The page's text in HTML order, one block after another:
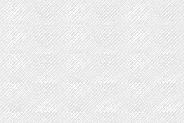
مدیر فرهنگی
سلام و ارادت. بله از طریق خط
تلفن شما در شبکه های مجازی
ارسال گردید.